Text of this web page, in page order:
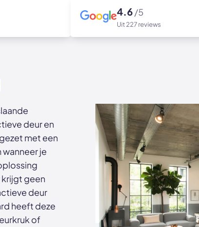
4.6/5
Uit 227 reviews
deur en
met een
je
krijgt geen
deur
heeft deze
of